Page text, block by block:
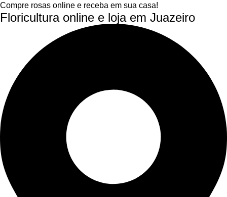
Compre rosas online e receba em sua casa!
Floricultura online e loja em Juazeiro